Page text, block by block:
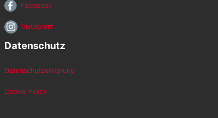
Facebook
Instagram
Datenschutz
Datenschutzerklärung
Cookie Policy